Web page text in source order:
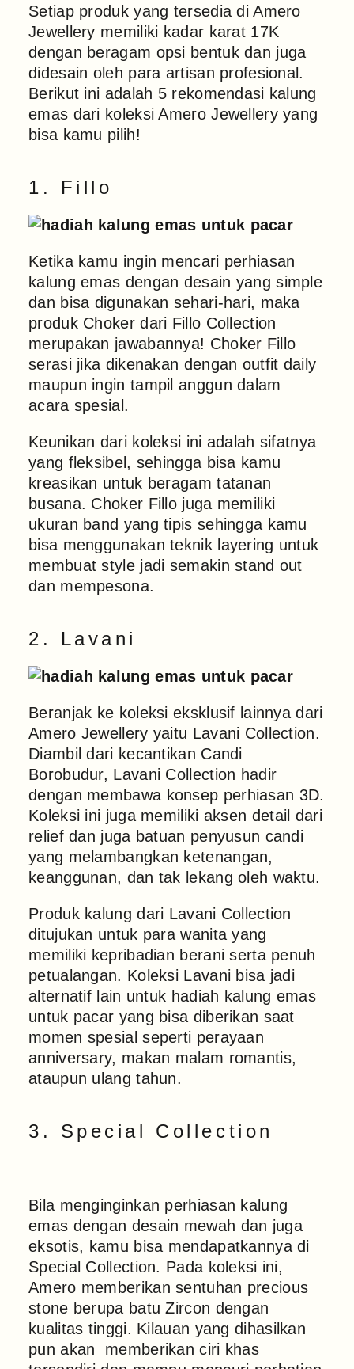
Setiap produk yang tersedia di Amero
Jewellery memiliki kadar karat 17K
dengan beragam opsi bentuk dan juga
didesain oleh para artisan profesional.
Berikut ini adalah 5 rekomendasi kalung
emas dari koleksi Amero Jewellery yang
bisa kamu pilih!
1. Fillo
Ketika kamu ingin mencari perhiasan
kalung emas dengan desain yang simple
dan bisa digunakan sehari-hari, maka
produk Choker dari Fillo Collection
merupakan jawabannya! Choker Fillo
serasi jika dikenakan dengan outfit daily
maupun ingin tampil anggun dalam
acara spesial.
Keunikan dari koleksi ini adalah sifatnya
yang fleksibel, sehingga bisa kamu
kreasikan untuk beragam tatanan
busana. Choker Fillo juga memiliki
ukuran band yang tipis sehingga kamu
bisa menggunakan teknik layering untuk
membuat style jadi semakin stand out
dan mempesona.
2. Lavani
Beranjak ke koleksi eksklusif lainnya dari
Amero Jewellery yaitu Lavani Collection.
Diambil dari kecantikan Candi
Borobudur, Lavani Collection hadir
dengan membawa konsep perhiasan 3D.
Koleksi ini juga memiliki aksen detail dari
relief dan juga batuan penyusun candi
yang melambangkan ketenangan,
keanggunan, dan tak lekang oleh waktu.
Produk kalung dari Lavani Collection
ditujukan untuk para wanita yang
memiliki kepribadian berani serta penuh
petualangan. Koleksi Lavani bisa jadi
alternatif lain untuk hadiah kalung emas
untuk pacar yang bisa diberikan saat
momen spesial seperti perayaan
anniversary, makan malam romantis,
ataupun ulang tahun.
3. Special Collection
Bila menginginkan perhiasan kalung
emas dengan desain mewah dan juga
eksotis, kamu bisa mendapatkannya di
Special Collection. Pada koleksi ini,
Amero memberikan sentuhan precious
stone berupa batu Zircon dengan
kualitas tinggi. Kilauan yang dihasilkan
pun akan memberikan ciri khas